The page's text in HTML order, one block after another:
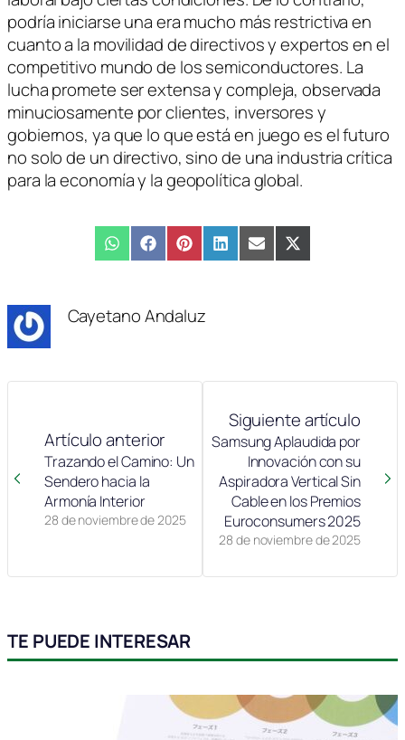
podría iniciarse una era mucho más restrictiva en
cuanto a la movilidad de directivos y expertos en el
competitivo mundo de los semiconductores. La
lucha promete ser extensa y compleja, observada
minuciosamente por clientes, inversores y
gobiernos, ya que lo que está en juego es el futuro
no solo de un directivo, sino de una industria crítica
para la economía y la geopolítica global.
Compartir
en
WhatsAppCompartir
en
FacebookCompartir
en
PinterestCompartir
en
LinkedInCompartir
en
EmailCompartir
en
X
(Twitter)
Cayetano Andaluz
Artículo anterior
28 de noviembre de 2025
Trazando el Camino: Un
Sendero hacia la
Armonía Interior
Siguiente artículo
28 de noviembre de 2025
Samsung Aplaudida por
Innovación con su
Aspiradora Vertical Sin
Cable en los Premios
Euroconsumers 2025
TE PUEDE INTERESAR